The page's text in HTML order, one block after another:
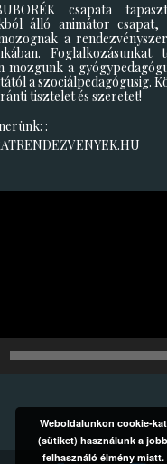
csapata
álló animátor
a
Foglalkozásunkat
mozgunk a
a szociálpedagógusig.
tisztelet és szeretet!
:
Weboldalunkon cookie-kat
(sütiket) használunk a jobb
felhasználó élmény miatt.